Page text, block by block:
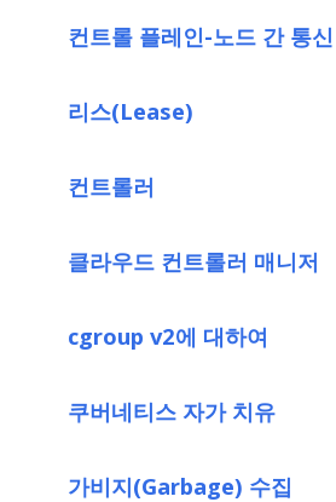
컨트롤 플레인-노드 간 통신
리스(Lease)
컨트롤러
클라우드 컨트롤러 매니저
cgroup v2에 대하여
쿠버네티스 자가 치유
가비지(Garbage) 수집